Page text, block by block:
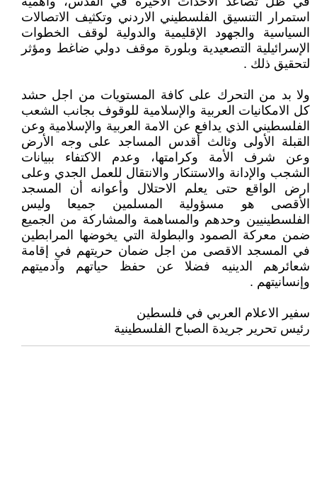
استمرار التنسيق الفلسطيني الاردني وتكثيف الاتصالات
السياسية والجهود الإقليمية والدولية لوقف الخطوات
الإسرائيلية التصعيدية وبلورة موقف دولي ضاغط ومؤثر
لتحقيق ذلك .
ولا بد من التحرك على كافة المستويات من اجل حشد
كل الامكانيات العربية والإسلامية للوقوف بجانب الشعب
الفلسطيني الذي يدافع عن الامة العربية والإسلامية وعن
القبلة الأولى وثالث أقدس المساجد على وجه الأرض
وعن شرف الأمة وكرامتها، وعدم الاكتفاء ببيانات
الشجب والإدانة والاستنكار والانتقال للعمل الجدي وعلى
ارض الواقع حتى يعلم الاحتلال وأعوانه أن المسجد
الأقصى هو مسؤولية المسلمين جميعا وليس
الفلسطينيين وحدهم والمساهمة والمشاركة من الجميع
ضمن معركة الصمود والبطولة التي يخوضها المرابطين
في المسجد الاقصى من اجل ضمان حريتهم في إقامة
شعائرهم الدينيه فضلا عن حفظ حياتهم وآدميتهم
وإنسانيتهم .
سفير الاعلام العربي في فلسطين
رئيس تحرير جريدة الصباح الفلسطينية